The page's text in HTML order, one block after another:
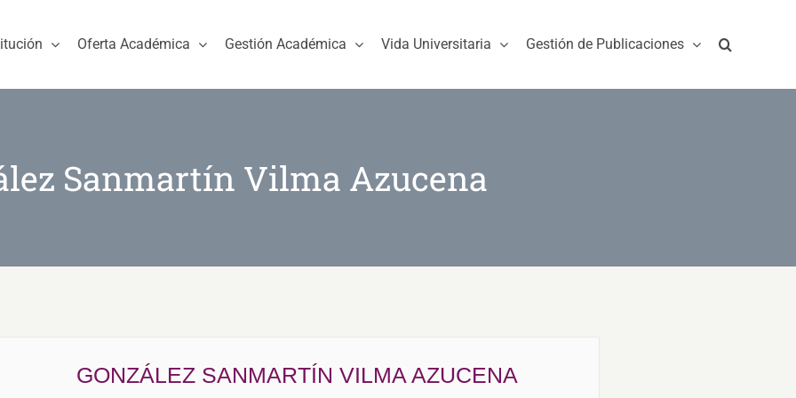
Oferta Académica Gestión Académica Vida Universitaria Gestión de Publicaciones
Sanmartín Vilma Azucena
GONZÁLEZ SANMARTÍN VILMA AZUCENA